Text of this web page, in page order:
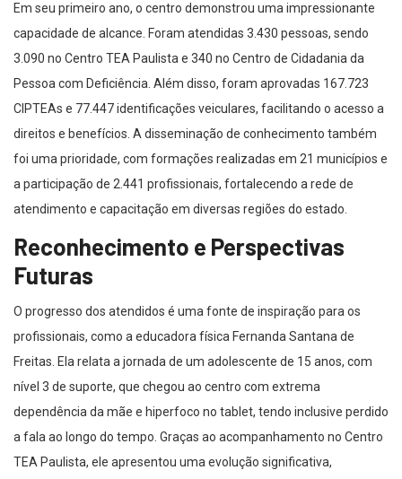
Em seu primeiro ano, o centro demonstrou uma impressionante
capacidade de alcance. Foram atendidas 3.430 pessoas, sendo
3.090 no Centro TEA Paulista e 340 no Centro de Cidadania da
Pessoa com Deficiência. Além disso, foram aprovadas 167.723
CIPTEAs e 77.447 identificações veiculares, facilitando o acesso a
direitos e benefícios. A disseminação de conhecimento também
foi uma prioridade, com formações realizadas em 21 municípios e
a participação de 2.441 profissionais, fortalecendo a rede de
atendimento e capacitação em diversas regiões do estado.
Reconhecimento e Perspectivas
Futuras
O progresso dos atendidos é uma fonte de inspiração para os
profissionais, como a educadora física Fernanda Santana de
Freitas. Ela relata a jornada de um adolescente de 15 anos, com
nível 3 de suporte, que chegou ao centro com extrema
dependência da mãe e hiperfoco no tablet, tendo inclusive perdido
a fala ao longo do tempo. Graças ao acompanhamento no Centro
TEA Paulista, ele apresentou uma evolução significativa,